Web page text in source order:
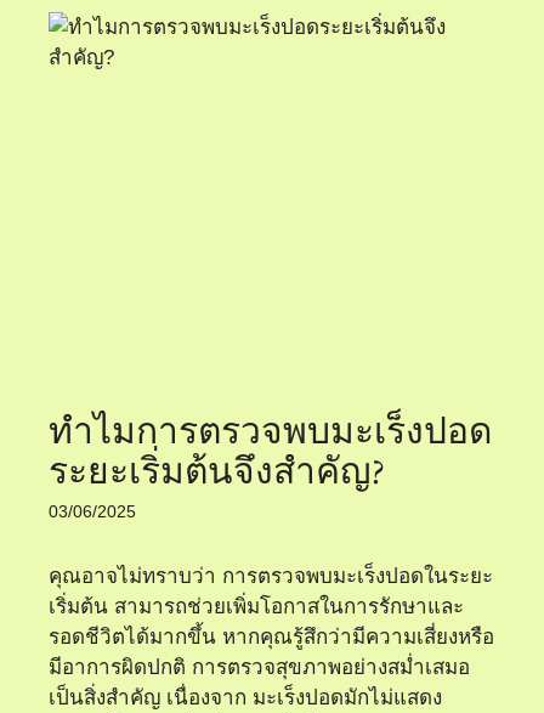
ทำไมการตรวจพบมะเร็งปอด
ระยะเริ่มต้นจึงสำคัญ?
03/06/2025
คุณอาจไม่ทราบว่า การตรวจพบมะเร็งปอดในระยะ
เริ่มต้น สามารถช่วยเพิ่มโอกาสในการรักษาและ
รอดชีวิตได้มากขึ้น หากคุณรู้สึกว่ามีความเสี่ยงหรือ
มีอาการผิดปกติ การตรวจสุขภาพอย่างสม่ำเสมอ
เป็นสิ่งสำคัญ เนื่องจาก มะเร็งปอดมักไม่แสดง